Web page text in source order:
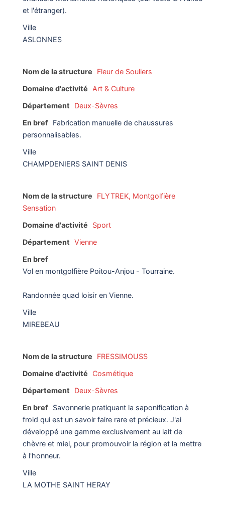
et l'étranger).
Ville
ASLONNES
Nom de la structure
Fleur de Souliers
Domaine d'activité
Art & Culture
Département
Deux-Sèvres
En bref Fabrication manuelle de chaussures
personnalisables.
Ville
CHAMPDENIERS SAINT DENIS
Nom de la structure
FLYTREK, Montgolfière
Sensation
Domaine d'activité
Sport
Département Vienne
En bref
Vol en montgolfière Poitou-Anjou - Tourraine.
Randonnée quad loisir en Vienne.
Ville
MIREBEAU
Nom de la structure
FRESSIMOUSS
Domaine d'activité
Cosmétique
Département
Deux-Sèvres
En bref Savonnerie pratiquant la saponification à
froid qui est un savoir faire rare et précieux. J'ai
développé une gamme exclusivement au lait de
chèvre et miel, pour promouvoir la région et la mettre
à l'honneur.
Ville
LA MOTHE SAINT HERAY